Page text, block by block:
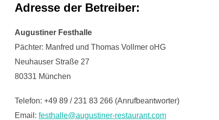
Adresse der Betreiber:
Augustiner Festhalle
Pächter: Manfred und Thomas Vollmer oHG
Neuhauser Straße 27
80331 München
Telefon: +49 89 / 231 83 266 (Anrufbeantworter)
Email: festhalle@augustiner-restaurant.com